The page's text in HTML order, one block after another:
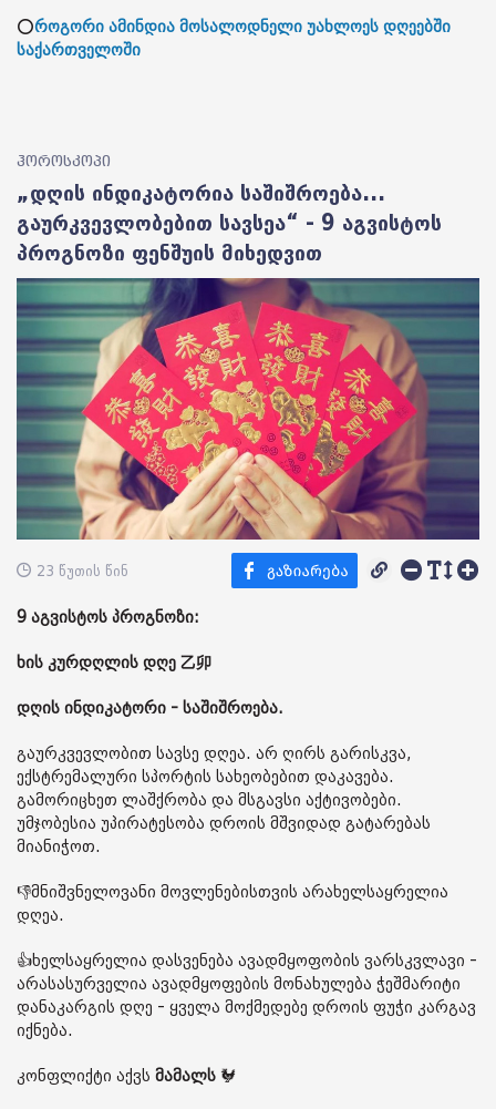
⭕როგორი ამინდია მოსალოდნელი უახლოეს დღეებში
საქართველოში
ჰოროსკოპი
„დღის ინდიკატორია საშიშროება...
გაურკვევლობებით სავსეა“ - 9 აგვისტოს
პროგნოზი ფენშუის მიხედვით
23 წუთის წინ
9 აგვისტოს პროგნოზი:
ხის კურდღლის დღე 乙卯
დღის ინდიკატორი - საშიშროება.
გაურკვევლობით სავსე დღეა. არ ღირს გარისკვა,
ექსტრემალური სპორტის სახეობებით დაკავება.
გამორიცხეთ ლაშქრობა და მსგავსი აქტივობები.
უმჯობესია უპირატესობა დროის მშვიდად გატარებას
მიანიჭოთ.
👎მნიშვნელოვანი მოვლენებისთვის არახელსაყრელია
დღეა.
👍ხელსაყრელია დასვენება ავადმყოფობის ვარსკვლავი -
არასასურველია ავადმყოფების მონახულება ჭეშმარიტი
დანაკარგის დღე - ყველა მოქმედებე დროის ფუჭი კარგავ
იქნება.
კონფლიქტი აქვს მამალს 🐓